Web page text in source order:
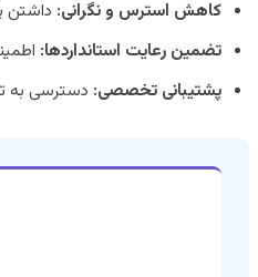
کاهش استرس و نگرانی: داشتن
تضمین رعایت استانداردها:
پشتیبانی تخصصی: دسترسی به